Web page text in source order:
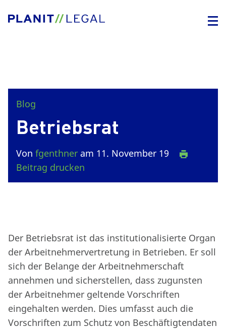
Blog
Betriebsrat
Von fgenthner am 11. November 19
Beitrag drucken
Der Betriebsrat ist das institutionalisierte Organ
der Arbeitnehmervertretung in Betrieben. Er soll
sich der Belange der Arbeitnehmerschaft
annehmen und sicherstellen, dass zugunsten
der Arbeitnehmer geltende Vorschriften
eingehalten werden. Dies umfasst auch die
Vorschriften zum Schutz von Beschäftigtendaten